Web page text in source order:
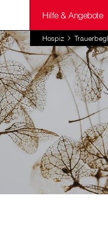
Hilfe & Angebote
Hospiz